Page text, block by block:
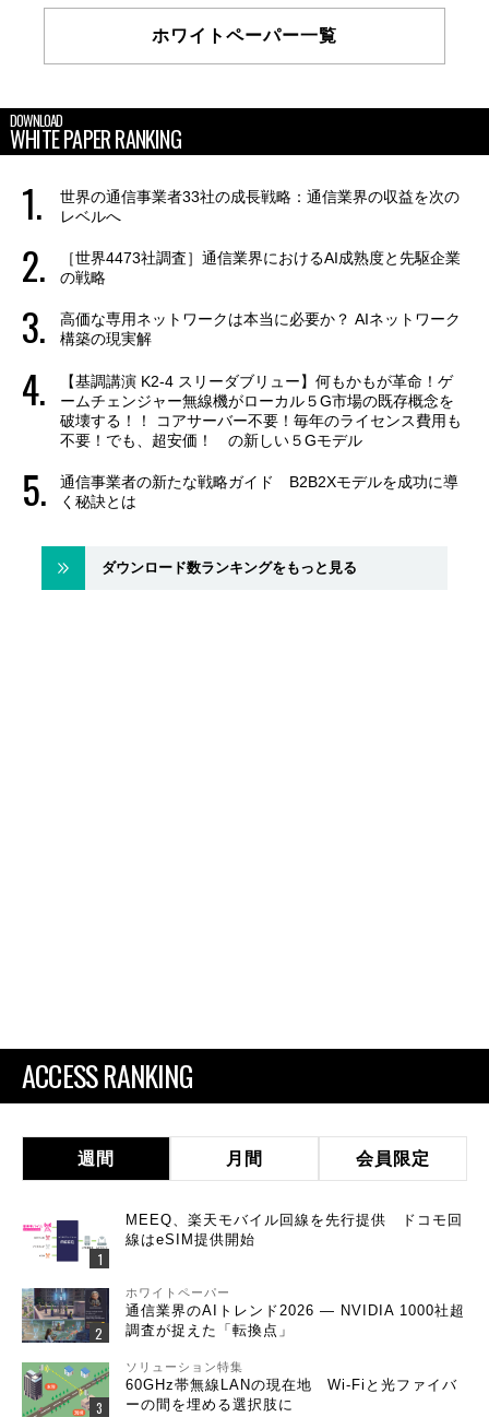
ホワイトペーパー一覧
DOWNLOAD
WHITE PAPER RANKING
世界の通信事業者33社の成長戦略：通信業界の収益を次の
レベルへ
［世界4473社調査］通信業界におけるAI成熟度と先駆企業
の戦略
高価な専用ネットワークは本当に必要か？ AIネットワーク
構築の現実解
【基調講演 K2-4 スリーダブリュー】何もかもが革命！ゲ
ームチェンジャー無線機がローカル５G市場の既存概念を
破壊する！！ コアサーバー不要！毎年のライセンス費用も
不要！でも、超安価！ の新しい５Gモデル
通信事業者の新たな戦略ガイド B2B2Xモデルを成功に導
く秘訣とは
ダウンロード数ランキングをもっと見る
ACCESS RANKING
週間 月間 会員限定
MEEQ、楽天モバイル回線を先行提供 ドコモ回
線はeSIM提供開始
ホワイトペーパー
通信業界のAIトレンド2026 ― NVIDIA 1000社超
調査が捉えた「転換点」
ソリューション特集
60GHz帯無線LANの現在地 Wi-Fiと光ファイバ
ーの間を埋める選択肢に